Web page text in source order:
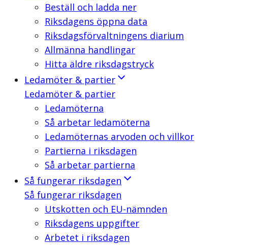
Beställ och ladda ner
Riksdagens öppna data
Riksdagsförvaltningens diarium
Allmänna handlingar
Hitta äldre riksdagstryck
Ledamöter & partier
Ledamöter & partier
Ledamöterna
Så arbetar ledamöterna
Ledamöternas arvoden och villkor
Partierna i riksdagen
Så arbetar partierna
Så fungerar riksdagen
Så fungerar riksdagen
Utskotten och EU-nämnden
Riksdagens uppgifter
Arbetet i riksdagen